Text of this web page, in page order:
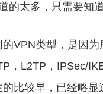
的太多，只需要知
VPN类型，是因为
，L2TP，IPSec/
比较早，已经略